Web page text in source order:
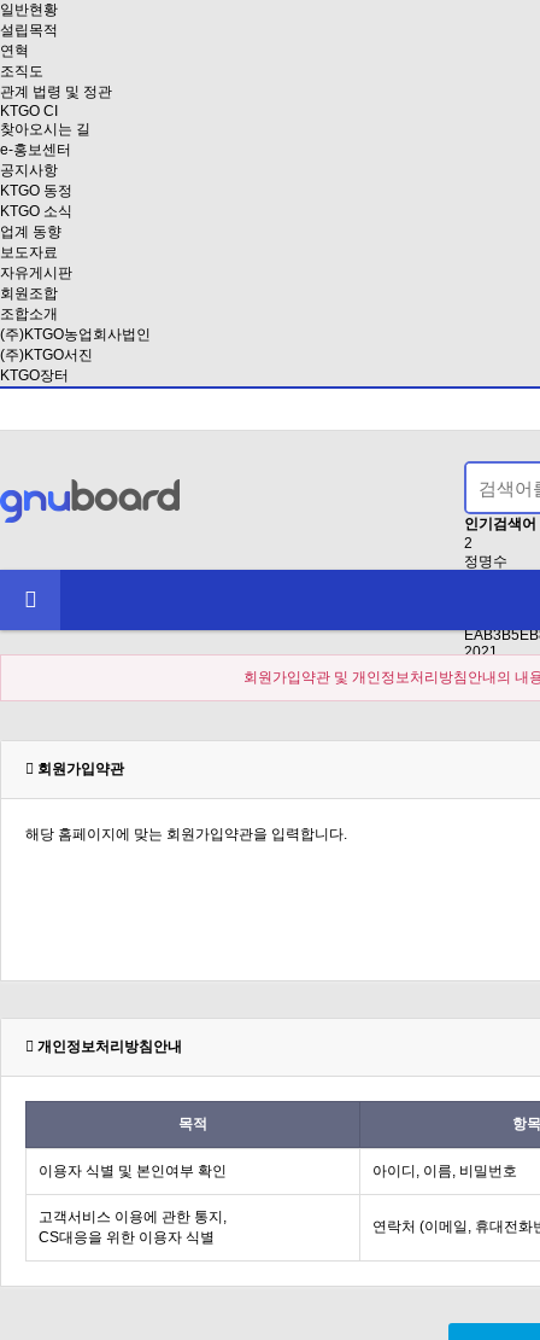
일반현황
설립목적
연혁
조직도
관계 법령 및 정관
KTGO CI
찾아오시는 길
e-홍보센터
공지사항
KTGO 동정
KTGO 소식
업계 동향
보도자료
자유게시판
회원조합
조합소개
(주)KTGO농업회사법인
(주)KTGO서진
KTGO장터
인기검색어
2
정명수
2021
회원가입약관 및 개인정보처리방침안내의 내
회원가입약관
개인정보처리방침안내
목적 항목
이용자 식별 및 본인여부 확인 아이디, 이름, 비밀번호
고객서비스 이용에 관한 통지,
CS대응을 위한 이용자 식별
연락처 (이메일, 휴대전화